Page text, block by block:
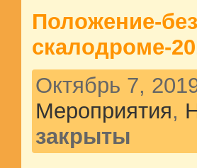
Положение-
скалодроме-
Октябрь 7,
Мероприятия,
закрыты